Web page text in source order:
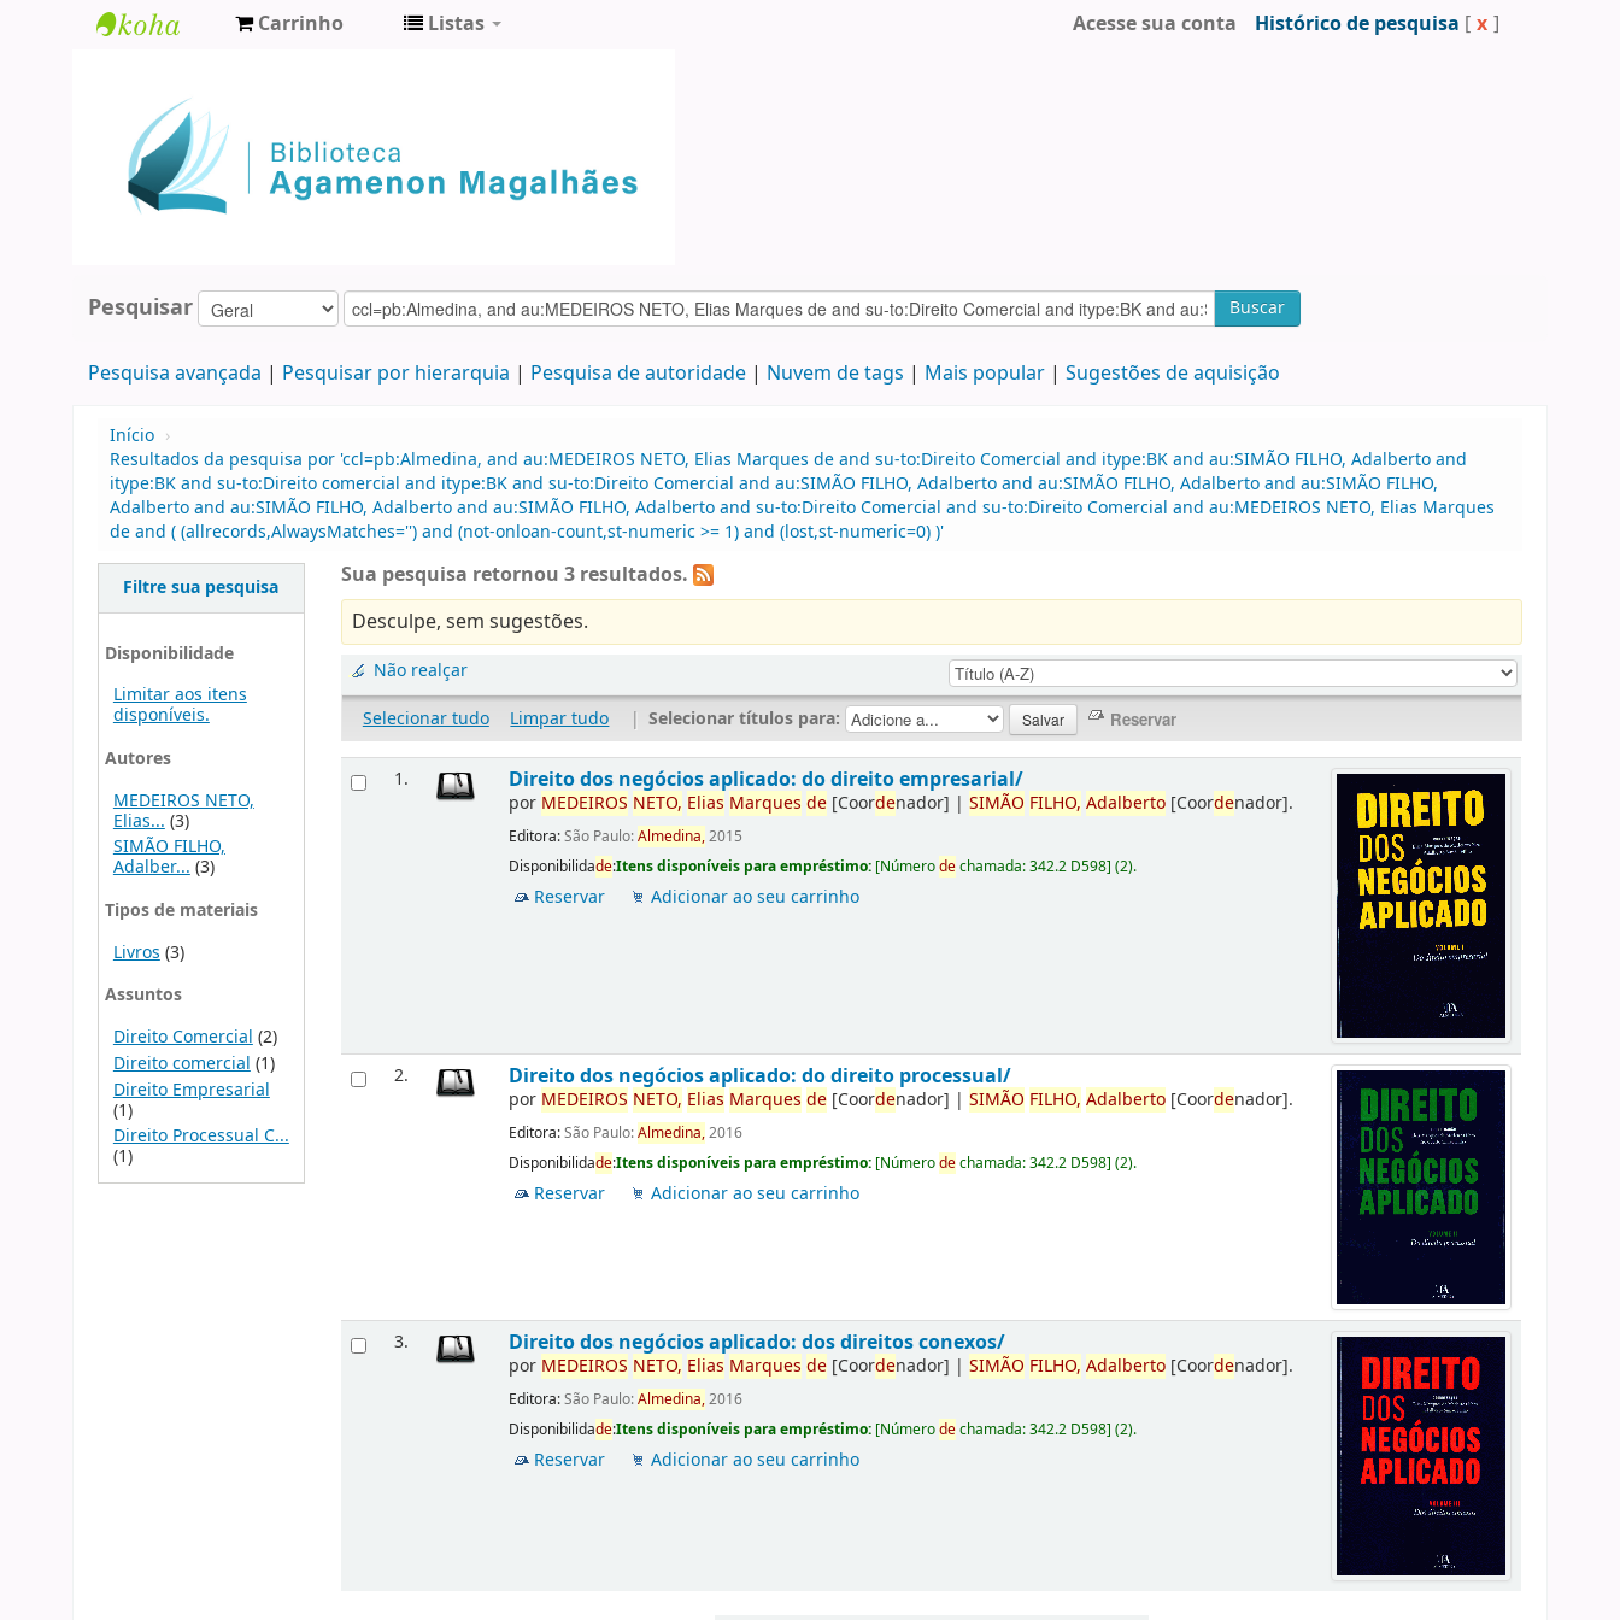
Agamenon
Magalhães
Carrinho Listas Acesse sua conta Histórico de pesquisa [ x ]
Pesquisar Buscar
Pesquisa avançada Pesquisar por hierarquia Pesquisa de autoridade Nuvem de tags Mais popular Sugestões de aquisição
Início ›
Resultados da pesquisa por 'ccl=pb:Almedina, and au:MEDEIROS NETO, Elias Marques de and su-to:Direito Comercial and itype:BK and au:SIMÃO FILHO, Adalberto and
itype:BK and su-to:Direito comercial and itype:BK and su-to:Direito Comercial and au:SIMÃO FILHO, Adalberto and au:SIMÃO FILHO, Adalberto and au:SIMÃO FILHO,
Adalberto and au:SIMÃO FILHO, Adalberto and au:SIMÃO FILHO, Adalberto and su-to:Direito Comercial and su-to:Direito Comercial and au:MEDEIROS NETO, Elias Marques
de and ( (allrecords,AlwaysMatches='') and (not-onloan-count,st-numeric >= 1) and (lost,st-numeric=0) )'
Filtre sua pesquisa
Disponibilidade
Limitar aos itens
disponíveis.
Autores
MEDEIROS NETO,
Elias... (3)
SIMÃO FILHO,
Adalber...(3)
Tipos de materiais
Livros (3)
Assuntos
Direito Comercial (2)
Direito comercial (1)
Direito Empresarial
(1)
Direito Processual C...
(1)
Sua pesquisa retornou 3 resultados.
Desculpe, sem sugestões.
Não realçar
Selecionar tudo
Limpar tudo | Selecionar títulos para:
1. Direito dos negócios aplicado: do direito empresarial/
por MEDEIROS NETO, Elias Marques de [Coordenador] |SIMÃO FILHO, Adalberto [Coordenador].
Editora:São Paulo:Almedina,2015
Disponibilidade:Itens disponíveis para empréstimo: [Númerodechamada:342.2 D598](2).
Reservar Adicionar ao seu carrinho
2. Direito dos negócios aplicado: do direito processual/
por MEDEIROS NETO, Elias Marques de [Coordenador] |SIMÃO FILHO, Adalberto [Coordenador].
Editora:São Paulo:Almedina,2016
Disponibilidade:Itens disponíveis para empréstimo: [Númerodechamada:342.2 D598](2).
Reservar Adicionar ao seu carrinho
3. Direito dos negócios aplicado: dos direitos conexos/
por MEDEIROS NETO, Elias Marques de [Coordenador] |SIMÃO FILHO, Adalberto [Coordenador].
Editora:São Paulo:Almedina,2016
Disponibilidade:Itens disponíveis para empréstimo: [Númerodechamada:342.2 D598](2).
Reservar Adicionar ao seu carrinho